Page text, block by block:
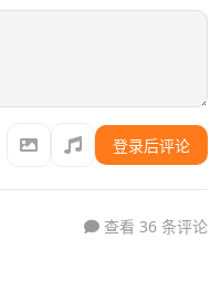
登录后评论
查看 36 条评论